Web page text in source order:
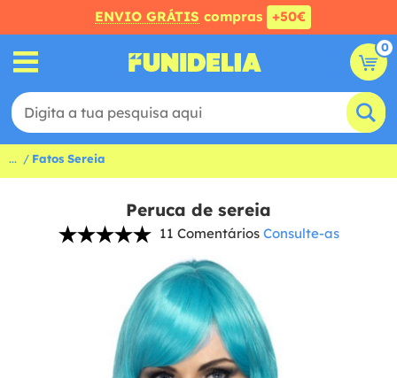
ENVIO GRÁTIS compras +50€
0
... Fatos Sereia
Peruca de sereia
11 Comentários Consulte-as